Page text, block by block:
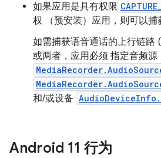
如果应用是具有权限
权 （预安装）应用，则可以捕
如需捕获语音通话的上行链路
或两者，应用必须 指定音频源
和/或设备
Android 11 行为